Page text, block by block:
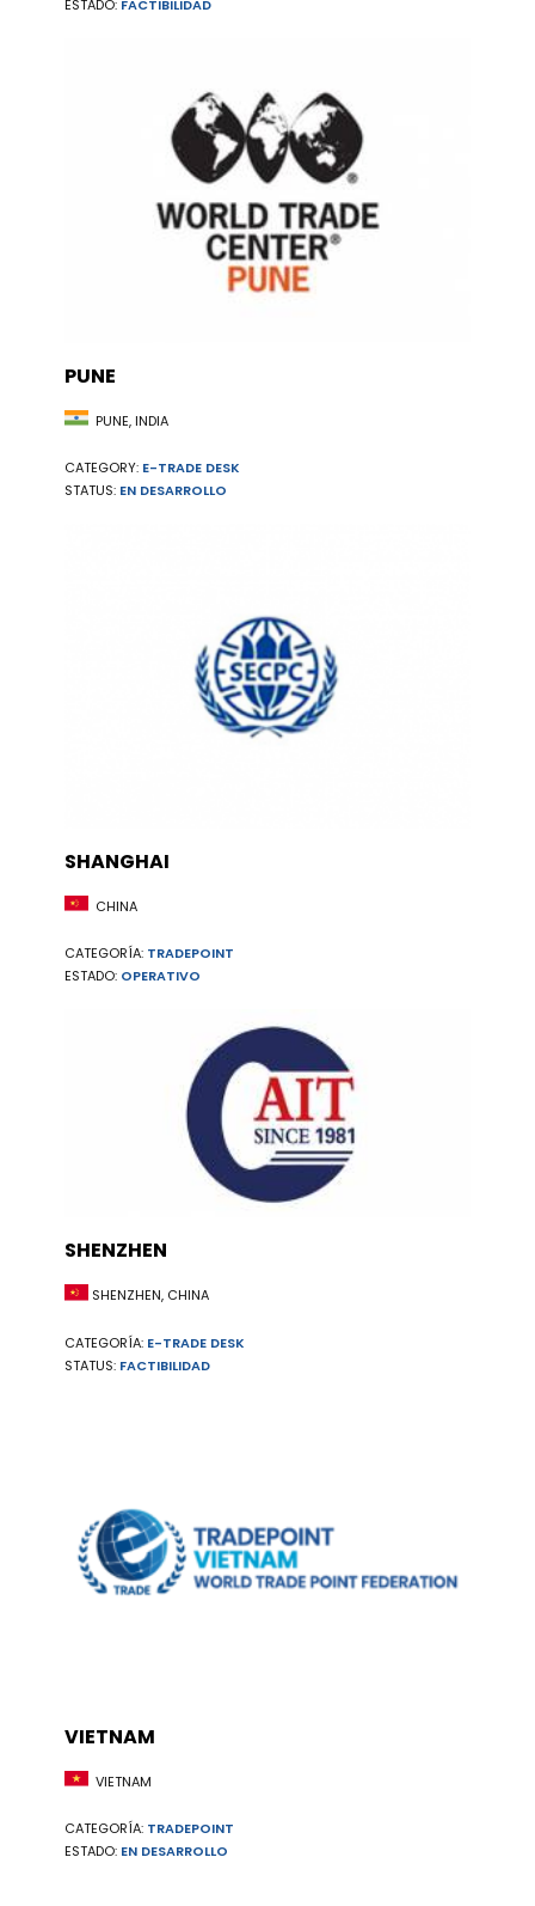
ESTADO: FACTIBILIDAD
PUNE
PUNE, INDIA
CATEGORY: E-TRADE DESK
STATUS: EN DESARROLLO
SHANGHAI
CHINA
CATEGORÍA: TRADEPOINT
ESTADO: OPERATIVO
SHENZHEN
SHENZHEN, CHINA
CATEGORÍA: E-TRADE DESK
STATUS: FACTIBILIDAD
VIETNAM
VIETNAM
CATEGORÍA: TRADEPOINT
ESTADO: EN DESARROLLO